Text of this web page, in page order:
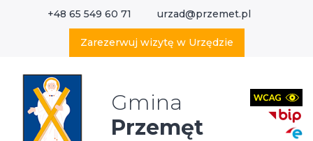
+48 65 549 60 71 urzad@przemet.pl
Zarezerwuj wizytę w Urzędzie
Gmina
Przemęt
Wyszukaj w serwisie